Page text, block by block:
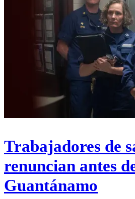
Trabajadores de
renuncian antes
Guantánamo